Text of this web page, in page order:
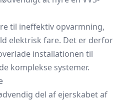
til ineffektiv opvarmning,
elektrisk fare. Det er derfor
installationen til
komplekse systemer.
del af ejerskabet af